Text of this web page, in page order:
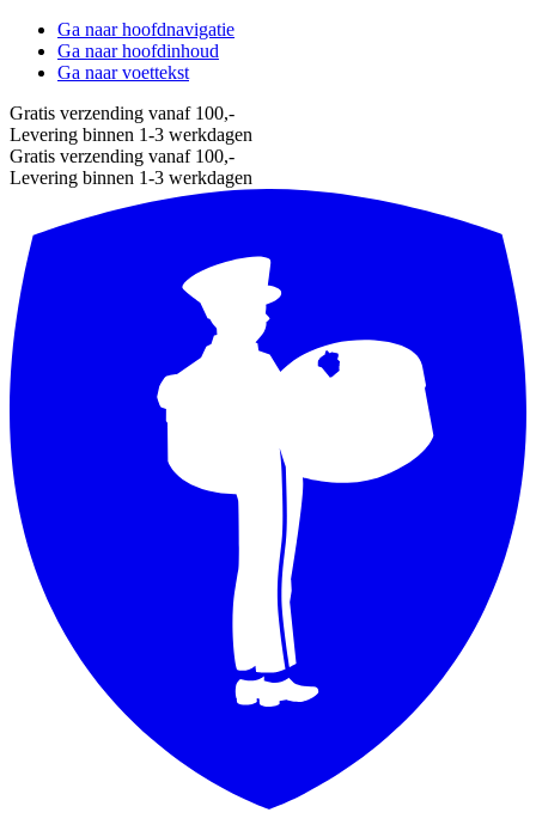
Ga naar hoofdnavigatie
Ga naar hoofdinhoud
Ga naar voettekst
Gratis verzending vanaf 100,-
Levering binnen 1-3 werkdagen
Gratis verzending vanaf 100,-
Levering binnen 1-3 werkdagen